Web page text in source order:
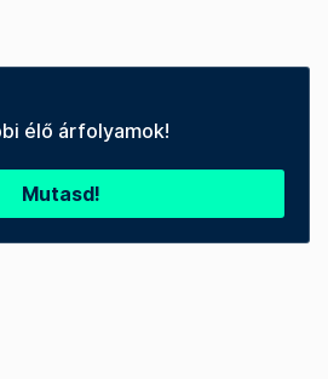
élő árfolyamok!
Mutasd!